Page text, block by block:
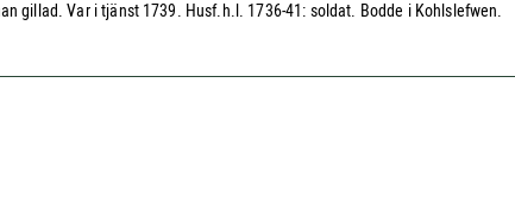
gillad. Var i tjänst 1739. Husf.h.l. 1736-41: soldat. Bodde i Kohlslefwen.